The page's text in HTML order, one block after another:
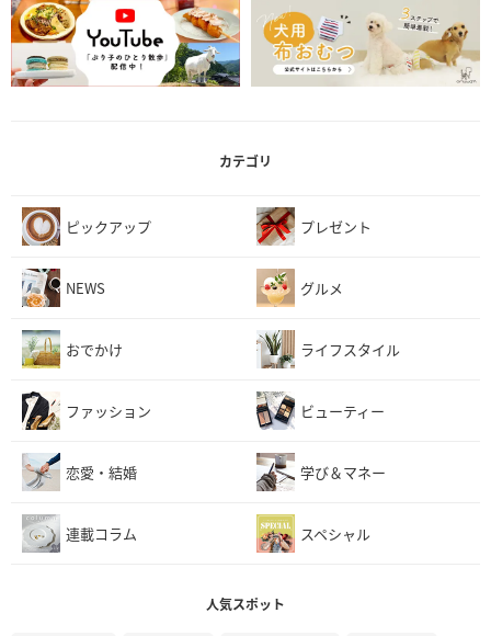
カテゴリ
ピックアップ プレゼント
NEWS グルメ
おでかけ ライフスタイル
ファッション ビューティー
恋愛・結婚 学び＆マネー
連載コラム スペシャル
人気スポット